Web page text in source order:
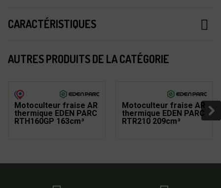
CARACTÉRISTIQUES
AUTRES PRODUITS DE LA CATÉGORIE
Motoculteur fraise AR
thermique EDEN PARC
RTH160GP 163cm³
Motoculteur fraise AR
thermique EDEN PARC
RTR210 209cm³